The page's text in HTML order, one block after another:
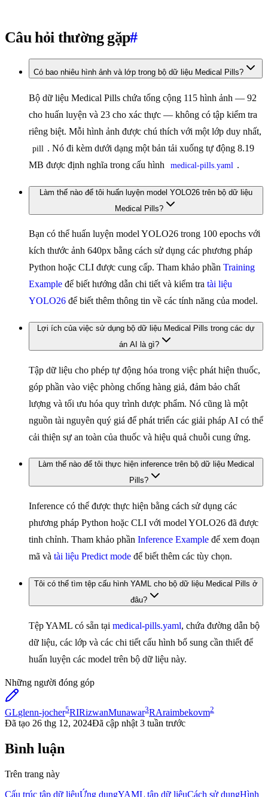
Câu hỏi thường gặp#
Có bao nhiêu hình ảnh và lớp trong bộ dữ liệu Medical Pills?
Bộ dữ liệu Medical Pills chứa tổng cộng 115 hình ảnh — 92
cho huấn luyện và 23 cho xác thực — không có tập kiểm tra
riêng biệt. Mỗi hình ảnh được chú thích với một lớp duy nhất,
pill . Nó đi kèm dưới dạng một bản tải xuống tự động 8.19
MB được định nghĩa trong cấu hình
medical-pills.yaml .
Làm thế nào để tôi huấn luyện model YOLO26 trên bộ dữ liệu
Medical Pills?
Bạn có thể huấn luyện model YOLO26 trong 100 epochs với
kích thước ảnh 640px bằng cách sử dụng các phương pháp
Python hoặc CLI được cung cấp. Tham khảo phần Training
Example để biết hướng dẫn chi tiết và kiểm tra tài liệu
YOLO26 để biết thêm thông tin về các tính năng của model.
Lợi ích của việc sử dụng bộ dữ liệu Medical Pills trong các dự
án AI là gì?
Tập dữ liệu cho phép tự động hóa trong việc phát hiện thuốc,
góp phần vào việc phòng chống hàng giả, đảm bảo chất
lượng và tối ưu hóa quy trình dược phẩm. Nó cũng là một
nguồn tài nguyên quý giá để phát triển các giải pháp AI có thể
cải thiện sự an toàn của thuốc và hiệu quả chuỗi cung ứng.
Làm thế nào để tôi thực hiện inference trên bộ dữ liệu Medical
Pills?
Inference có thể được thực hiện bằng cách sử dụng các
phương pháp Python hoặc CLI với model YOLO26 đã được
tinh chỉnh. Tham khảo phần Inference Example để xem đoạn
mã và tài liệu Predict mode để biết thêm các tùy chọn.
Tôi có thể tìm tệp cấu hình YAML cho bộ dữ liệu Medical Pills ở
đâu?
Tệp YAML có sẵn tại medical-pills.yaml, chứa đường dẫn bộ
dữ liệu, các lớp và các chi tiết cấu hình bổ sung cần thiết để
huấn luyện các model trên bộ dữ liệu này.
Những người đóng góp
GLglenn-jocher5RIRizwanMunawar3RAraimbekovm2
Đã tạo 26 thg 12, 2024Đã cập nhật 3 tuần trước
Bình luận
Trên trang này
Cấu trúc tập dữ liệuỨng dụngYAML tập dữ liệuCách sử dụngHình